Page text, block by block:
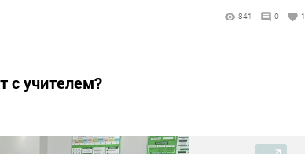
841 0 1
с учителем?